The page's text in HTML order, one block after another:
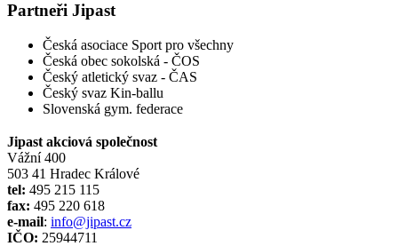
Partneři Jipast
Česká asociace Sport pro všechny
Česká obec sokolská - ČOS
Český atletický svaz - ČAS
Český svaz Kin-ballu
Slovenská gym. federace
Jipast akciová společnost
Vážní 400
503 41 Hradec Králové
tel: 495 215 115
fax: 495 220 618
e-mail: info@jipast.cz
IČO: 25944711